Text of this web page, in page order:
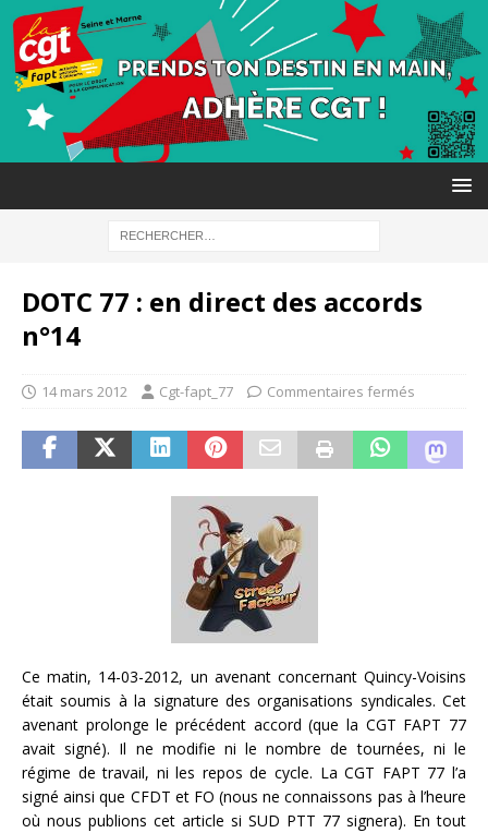
DOTC 77 : en direct des accords
n°14
14 mars 2012 Cgt-fapt_77 Commentaires fermés
Ce matin, 14-03-2012, un avenant concernant Quincy-Voisins
était soumis à la signature des organisations syndicales. Cet
avenant prolonge le précédent accord (que la CGT FAPT 77
avait signé). Il ne modifie ni le nombre de tournées, ni le
régime de travail, ni les repos de cycle. La CGT FAPT 77 l’a
signé ainsi que CFDT et FO (nous ne connaissons pas à l’heure
où nous publions cet article si SUD PTT 77 signera). En tout